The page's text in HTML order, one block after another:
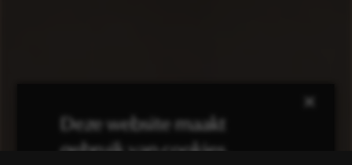
×
Deze website maakt
gebruik van cookies.